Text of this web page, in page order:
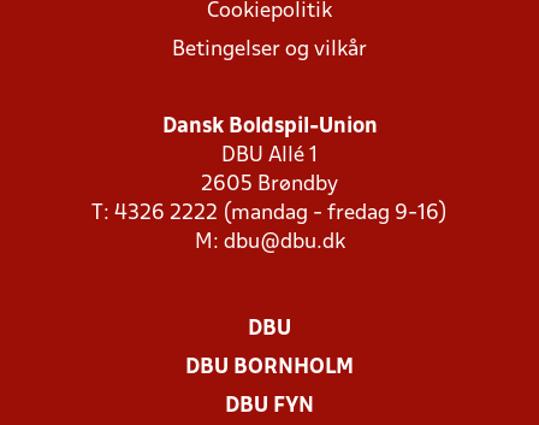
Cookiepolitik
Betingelser og vilkår
Dansk Boldspil-Union
DBU Allé 1
2605 Brøndby
T: 4326 2222 (mandag - fredag 9-16)
M: dbu@dbu.dk
DBU
DBU BORNHOLM
DBU FYN